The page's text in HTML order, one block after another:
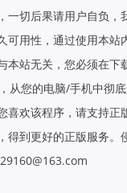
一切后果请用户自负，
可用性，通过使用本站
本站无关，您必须在下
从您的电脑/手机中彻
喜欢该程序，请支持正
得到更好的正版服务。